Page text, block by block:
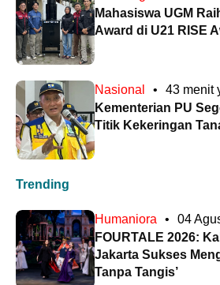
Mahasiswa UGM
Award di U21 RISE
Nasional •
43 menit
Kementerian PU
Titik Kekeringan
Trending
Humaniora •
04
FOURTALE 2026:
Jakarta Sukses
Tanpa Tangis’